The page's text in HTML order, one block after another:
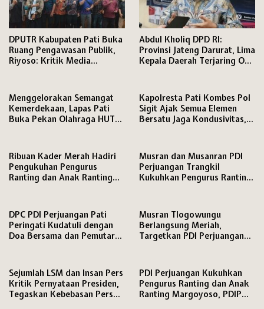
DPUTR Kabupaten Pati Buka
Ruang Pengawasan Publik,
Riyoso: Kritik Media
Abdul Kholiq DPD RI:
Provinsi Jateng Darurat, Lima
Kepala Daerah Terjaring OTT
Menggelorakan Semangat
Kemerdekaan, Lapas Pati
Buka Pekan Olahraga HUT
Perlombaan
Kapolresta Pati Kombes Pol
Sigit Ajak Semua Elemen
Bersatu Jaga Kondusivitas,
Ribuan Kader Merah Hadiri
Pengukuhan Pengurus
Ranting dan Anak Ranting
Musran dan Musanran PDI
Perjuangan Trangkil
Kukuhkan Pengurus Ranting
DPC PDI Perjuangan Pati
Peringati Kudatuli dengan
Doa Bersama dan Pemutaran
Musran Tlogowungu
Berlangsung Meriah,
Targetkan PDI Perjuangan
Sejumlah LSM dan Insan Pers
Kritik Pernyataan Presiden,
Tegaskan Kebebasan Pers
PDI Perjuangan Kukuhkan
Pengurus Ranting dan Anak
Ranting Margoyoso, PDIP